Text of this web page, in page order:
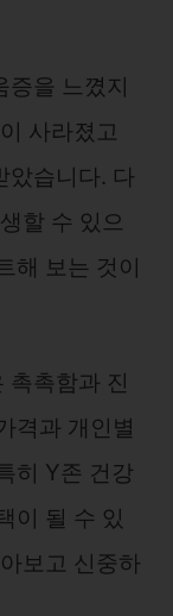
증을 느꼈지
사라졌고
았습니다. 다
할 수 있으
해 보는 것이
촉촉함과 진
격과 개인별
히 Y존 건강
이 될 수 있
보고 신중하